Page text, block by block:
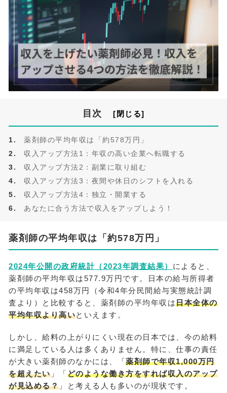
目次
薬剤師の平均年収は「約578万円」
収入アップ方法1：年収の高い企業へ転職する
収入アップ方法2：副業に取り組む
収入アップ方法3：夜間や休日のシフトを入れる
収入アップ方法4：独立・開業する
あなたに合う方法で収入をアップしよう！
薬剤師の平均年収は「約578万円」
2024年公開の政府統計（2023年調査結果） によると、
薬剤師の平均年収は577.9万円です。日本の給与所得者
の平均年収は458万円（令和4年分民間給与実態統計調
査より）と比較すると、薬剤師の平均年収は日本全体の
平均年収より高いといえます。
しかし、給料の上がりにくい現在の日本では、今の給料
に満足している人は多くありません。特に、仕事の責任
が大きい薬剤師のなかには、「薬剤師で年収1,000万円
を超えたい」「どのような働き方をすれば収入のアップ
が見込める？ 」と考える人も多いのが現状です。